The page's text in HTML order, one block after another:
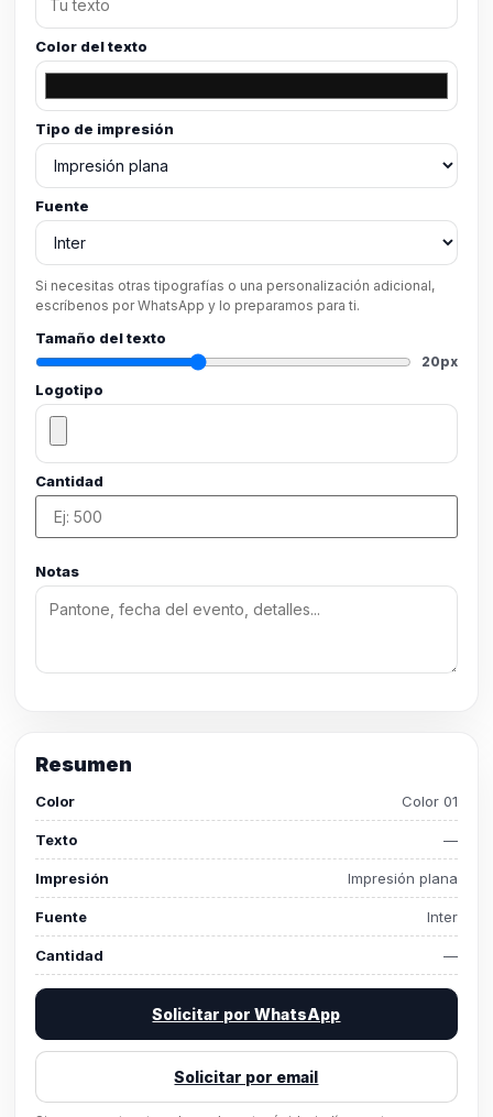
Color del texto
Tipo de impresión
Fuente
Si necesitas otras tipografías o una personalización adicional,
escríbenos por WhatsApp y lo preparamos para ti.
Tamaño del texto
20px
Logotipo
Cantidad
Notas
Resumen
Color Color 01
Texto —
Impresión Impresión plana
Fuente Inter
Cantidad —
Solicitar por WhatsApp
Solicitar por email